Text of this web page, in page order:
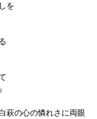
を
萩の心の憐れさに両眼